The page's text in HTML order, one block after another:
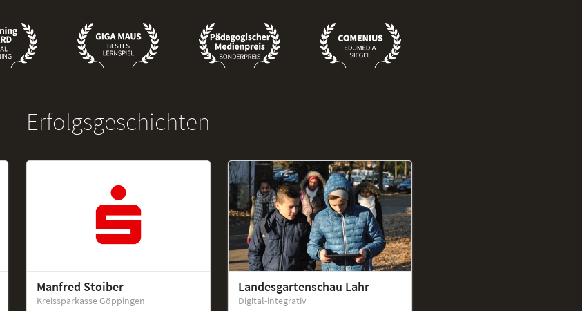
Erfolgsgeschichten
Manfred Stoiber
Kreissparkasse Göppingen
Landesgartenschau Lahr
Digital-integrativ